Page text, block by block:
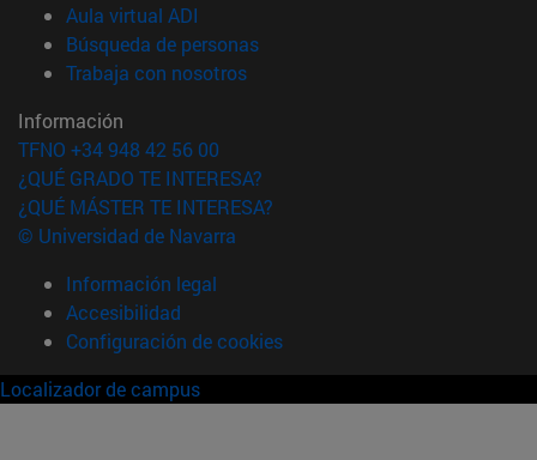
Aula virtual ADI
Búsqueda de personas(abre en nueva ventana)
Trabaja con nosotros(abre en nueva ventana)
Información
TFNO +34 948 42 56 00
¿QUÉ GRADO TE INTERESA?
¿QUÉ MÁSTER TE INTERESA?
© Universidad de Navarra
Información legal
Accesibilidad
Configuración de cookies
Localizador de campus